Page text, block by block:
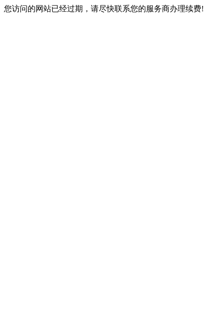
您访问的网站已经过期，请尽快联系您的服务商办理续费!